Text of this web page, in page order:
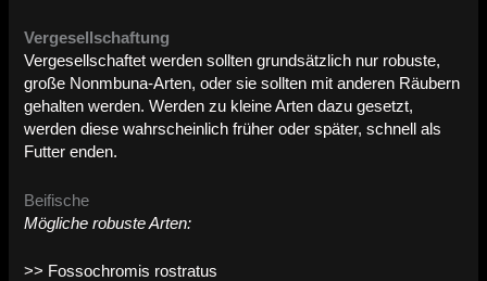
Vergesellschaftung
Vergesellschaftet werden sollten grundsätzlich nur robuste,
große Nonmbuna-Arten, oder sie sollten mit anderen Räubern
gehalten werden. Werden zu kleine Arten dazu gesetzt,
werden diese wahrscheinlich früher oder später, schnell als
Futter enden.
Beifische
Mögliche robuste Arten:
>> Fossochromis rostratus